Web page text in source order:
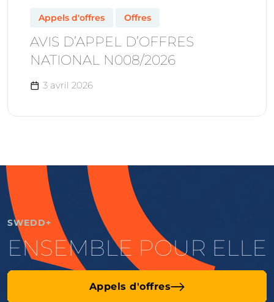
Appels d'offres Offres
AVIS D’APPEL D’OFFRES
NATIONAL N008/2026
3 avril 2026
SWEDD+
ENSEMBLE POUR ELLE
Appels d'offres